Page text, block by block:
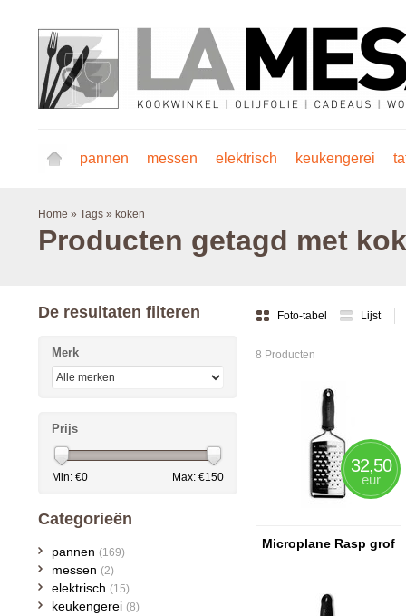
pannen messen elektrisch keukengerei
Home » Tags » koken
Producten getagd met
Foto-tabel Lijst
8 Producten
32,50
eur
Microplane Rasp grof
De resultaten filteren
Merk
Prijs
Min: €0 Max: €150
Categorieën
pannen (169)
messen (2)
elektrisch (15)
keukengerei (8)